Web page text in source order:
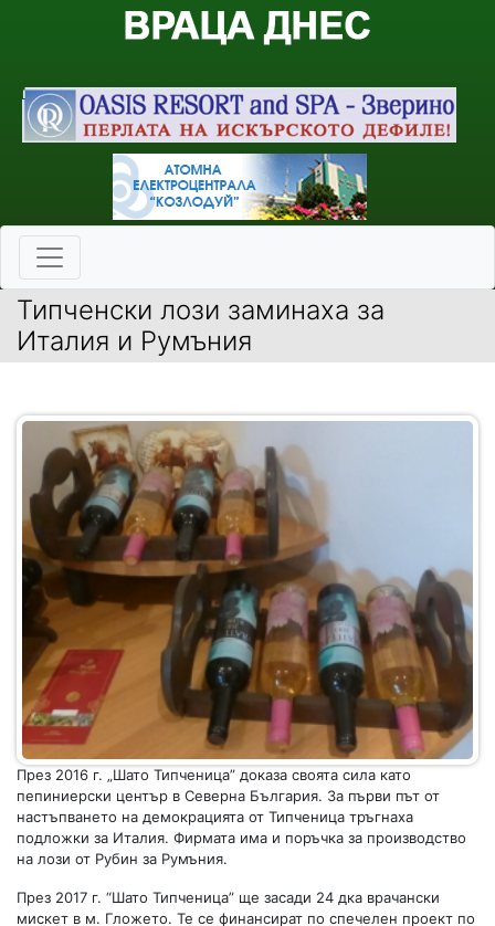
Типченски лози заминаха за
Италия и Румъния
През 2016 г. „Шато Типченица” доказа своята сила като
пепиниерски център в Северна България. За първи път от
настъпването на демокрацията от Типченица тръгнаха
подложки за Италия. Фирмата има и поръчка за производство
на лози от Рубин за Румъния.
През 2017 г. “Шато Типченица” ще засади 24 дка врачански
мискет в м. Гложето. Те се финансират по спечелен проект по